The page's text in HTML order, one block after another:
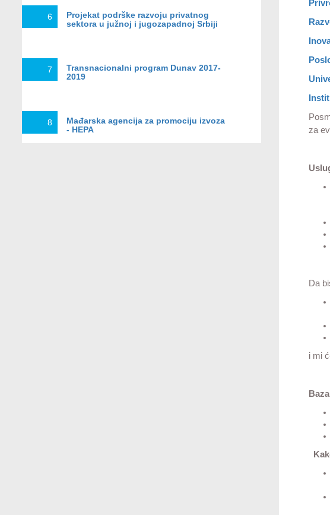
6
Projekat podrške razvoju privatnog
sektora u južnoj i jugozapadnoj Srbiji
7
Transnacionalni program Dunav 2017-
2019
8
Mađarska agencija za promociju izvoza
- HEPA
za
Da
i mi